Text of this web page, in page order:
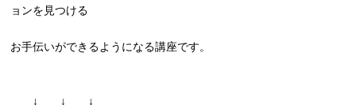
ョンを見つける
お手伝いができるようになる講座です。
↓ ↓ ↓